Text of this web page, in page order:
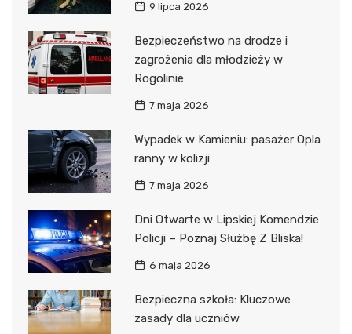
9 lipca 2026
Bezpieczeństwo na drodze i
zagrożenia dla młodzieży w
Rogolinie
7 maja 2026
Wypadek w Kamieniu: pasażer Opla
ranny w kolizji
7 maja 2026
Dni Otwarte w Lipskiej Komendzie
Policji – Poznaj Służbę Z Bliska!
6 maja 2026
Bezpieczna szkoła: Kluczowe
zasady dla uczniów